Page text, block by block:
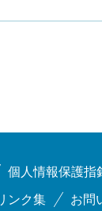
個人情報保護指
ンク集 お問